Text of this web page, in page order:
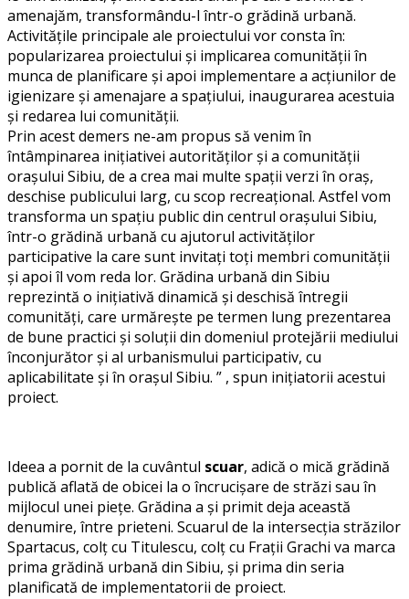
amenajăm, transformându-l într-o grădină urbană.
Activitățile principale ale proiectului vor consta în:
popularizarea proiectului și implicarea comunității în
munca de planificare și apoi implementare a acțiunilor de
igienizare și amenajare a spațiului, inaugurarea acestuia
și redarea lui comunității.
Prin acest demers ne-am propus să venim în
întâmpinarea inițiativei autorităților și a comunității
orașului Sibiu, de a crea mai multe spații verzi în oraș,
deschise publicului larg, cu scop recreațional. Astfel vom
transforma un spațiu public din centrul orașului Sibiu,
într-o grădină urbană cu ajutorul activităților
participative la care sunt invitați toți membri comunității
și apoi îl vom reda lor. Grădina urbană din Sibiu
reprezintă o inițiativă dinamică și deschisă întregii
comunități, care urmărește pe termen lung prezentarea
de bune practici și soluții din domeniul protejării mediului
înconjurător și al urbanismului participativ, cu
aplicabilitate și în orașul Sibiu. ” , spun inițiatorii acestui
proiect.
Ideea a pornit de la cuvântul scuar, adică o mică grădină
publică aflată de obicei la o încrucișare de străzi sau în
mijlocul unei piețe. Grădina a și primit deja această
denumire, între prieteni. Scuarul de la intersecția străzilor
Spartacus, colț cu Titulescu, colț cu Frații Grachi va marca
prima grădină urbană din Sibiu, și prima din seria
planificată de implementatorii de proiect.